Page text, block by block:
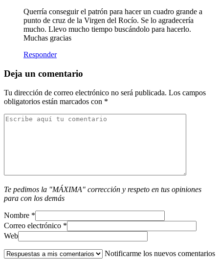
Querría conseguir el patrón para hacer un cuadro grande a
punto de cruz de la Virgen del Rocío. Se lo agradecería
mucho. Llevo mucho tiempo buscándolo para hacerlo.
Muchas gracias
Responder
Deja un comentario
Tu dirección de correo electrónico no será publicada. Los campos
obligatorios están marcados con *
Te pedimos la "MÁXIMA" corrección y respeto en tus opiniones
para con los demás
Nombre *
Correo electrónico *
Web
Notificarme los nuevos comentarios